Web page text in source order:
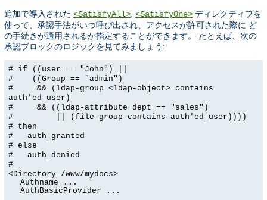
追加で導入された <SatisfyAll> <SatisfyOne> ディレクティブを
使って、承認手法がいつ呼び出され、アクセスが許可された際に ど
の手続きが適用されるか指定することができます。 たとえば、次の
承認ブロックのロジックを見てみましょう:
# if ((user == "John") ||
# ((Group == "admin")
# && (ldap-group <ldap-object> contains
auth'ed_user)
# && ((ldap-attribute dept == "sales")
# || (file-group contains auth'ed_user))))
# then
# auth_granted
# else
# auth_denied
#
<Directory /www/mydocs>
Authname ...
AuthBasicProvider ...